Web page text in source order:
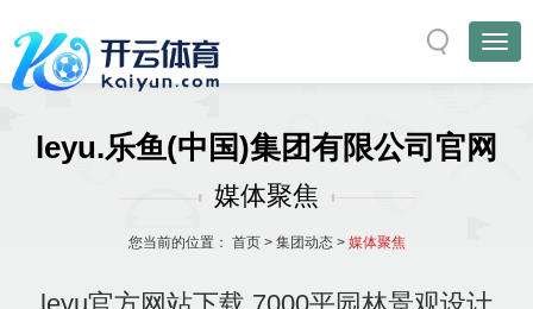
leyu.乐鱼(中国)集团有限公司官网
媒体聚焦
您当前的位置： 首页> 集团动态> 媒体聚焦